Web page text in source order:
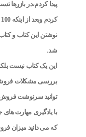
پیدا کردم،در بازرها
نوشتن این کتاب و
شد.
این یک کتاب نیست
بررسی مشکلات
توانید سرنوشت فروش
با یادگیری مهارت
که می دانید میزان